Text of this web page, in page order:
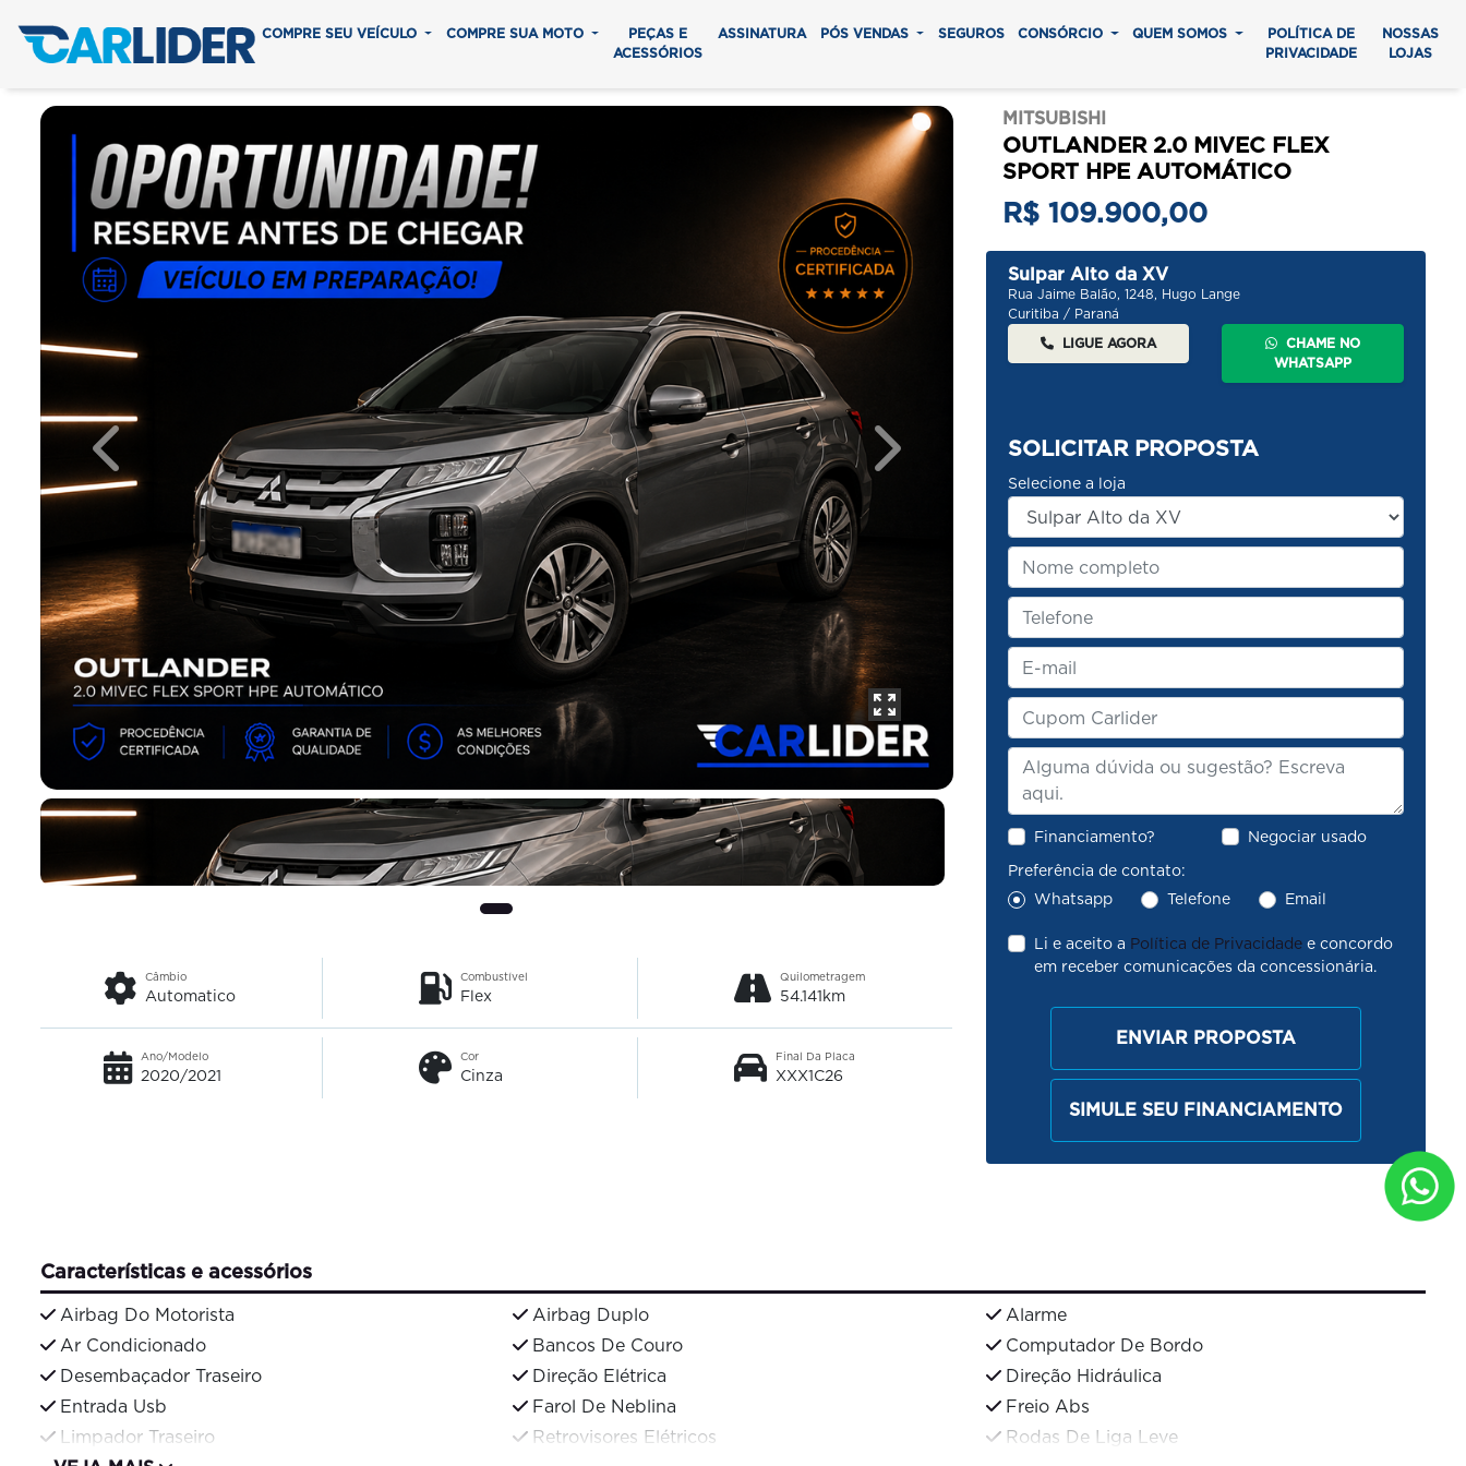
COMPRE SEU VEÍCULO COMPRE SUA MOTO
PEÇAS E
ACESSÓRIOS
ASSINATURA PÓS VENDAS SEGUROS CONSÓRCIO QUEM SOMOS
POLÍTICA DE
PRIVACIDADE
NOSSAS
LOJAS
MITSUBISHI
OUTLANDER 2.0 MIVEC FLEX
SPORT HPE AUTOMÁTICO
R$ 109.900,00
Sulpar Alto da XV
Rua Jaime Balão, 1248, Hugo Lange
Curitiba / Paraná
LIGUE AGORA
CHAME NO
WHATSAPP
SOLICITAR PROPOSTA
Selecione a loja
Financiamento?
Negociar usado
Preferência de contato:
Whatsapp
Telefone Email
Li e aceito a Política de Privacidadee concordo
em receber comunicações da concessionária.
ENVIAR PROPOSTA
SIMULE SEU FINANCIAMENTO
Previous Next
Câmbio
Automatico
Combustível
Flex
Quilometragem
54.141km
Ano/Modelo
2020/2021
Cor
Cinza
Final Da Placa
XXX1C26
Características e acessórios
Airbag Do Motorista Airbag Duplo
Alarme
Ar Condicionado
Bancos De Couro
Computador De Bordo
Desembaçador Traseiro
Direção Elétrica
Direção Hidráulica
Entrada Usb
Farol De Neblina
Freio Abs
Limpador Traseiro
Retrovisores Elétricos
Rodas De Liga Leve